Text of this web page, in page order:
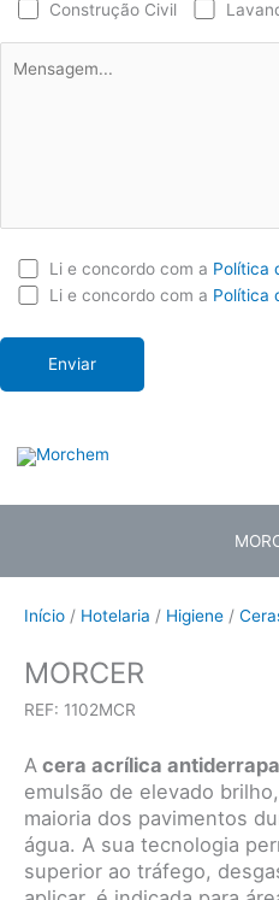
Construção Civil
Li e concordo com a Política
Li e concordo com a Política
Início / Hotelaria / Higiene /
MORCER
REF: 1102MCR
A cera acrílica
emulsão de elevado
maioria dos pavimentos
água. A sua tecnologia
superior ao tráfego,